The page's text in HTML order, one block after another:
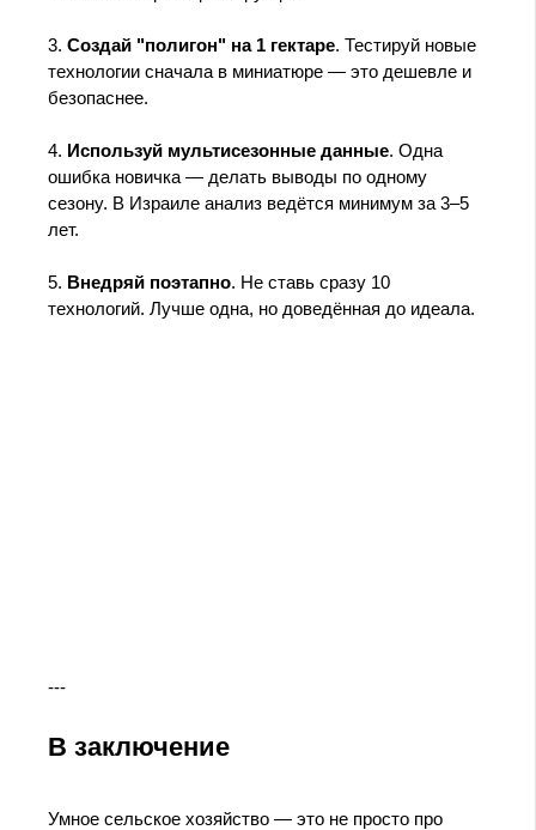
3. Создай "полигон" на 1 гектаре. Тестируй новые
технологии сначала в миниатюре — это дешевле и
безопаснее.
4. Используй мультисезонные данные. Одна
ошибка новичка — делать выводы по одному
сезону. В Израиле анализ ведётся минимум за 3–5
лет.
5. Внедряй поэтапно. Не ставь сразу 10
технологий. Лучше одна, но доведённая до идеала.
---
В заключение
Умное сельское хозяйство — это не просто про